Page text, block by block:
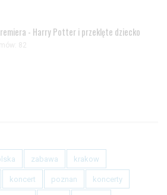
- Harry Potter i przeklęte dziecko
82
zabawa krakow
koncert poznan koncerty